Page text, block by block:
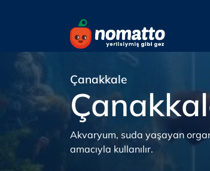
Çanakkale
Akvaryum, suda yaşayan
amacıyla kullanılır.